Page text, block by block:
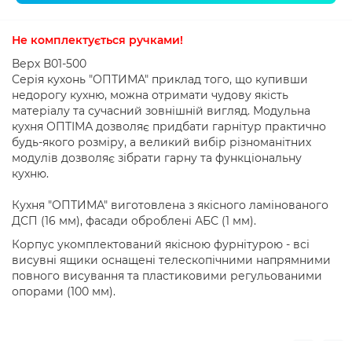
Не комплектується ручками!
Верх В01-500
Серія кухонь "ОПТИМА" приклад того, що купивши
недорогу кухню, можна отримати чудову якість
матеріалу та сучасний зовнішній вигляд. Модульна
кухня ОПТІМА дозволяє придбати гарнітур практично
будь-якого розміру, а великий вибір різноманітних
модулів дозволяє зібрати гарну та функціональну
кухню.
Кухня "ОПТИМА" виготовлена ​​з якісного ламінованого
ДСП (16 мм), фасади оброблені АБС (1 мм).
Корпус укомплектований якісною фурнітурою - всі
висувні ящики оснащені телескопічними напрямними
повного висування та пластиковими регульованими
опорами (100 мм).